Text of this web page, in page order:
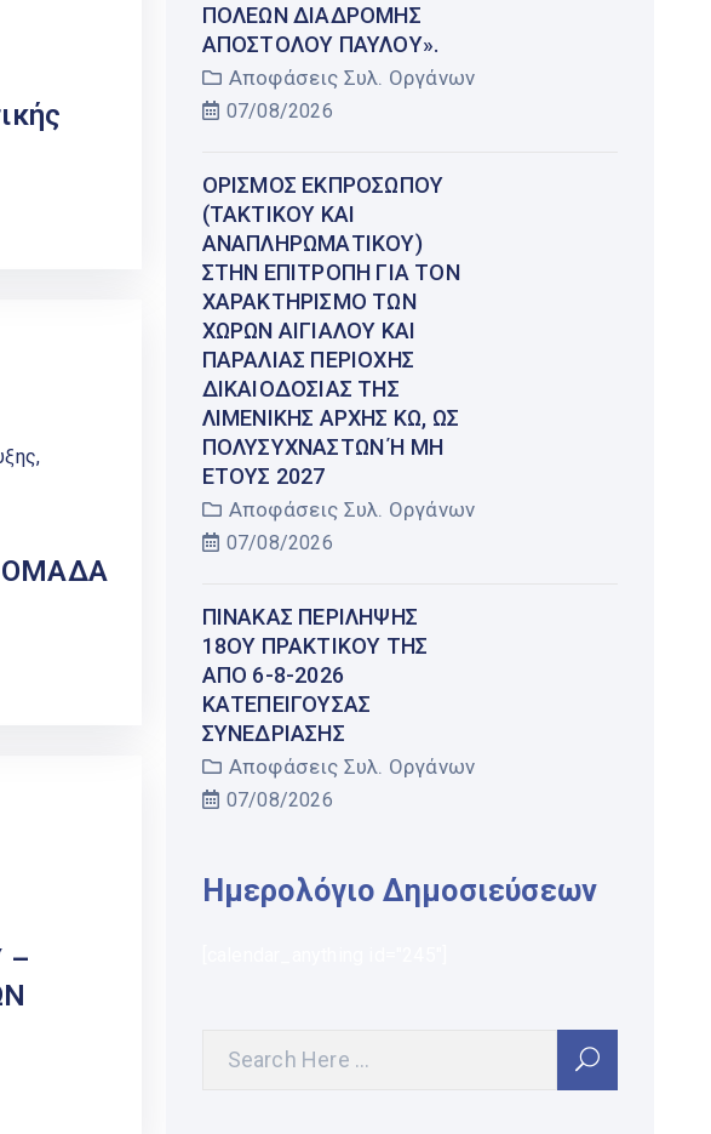
,
ΟΜΑΔΑ
–
ΠΌΛΕΩΝ ΔΙΑΔΡΟΜΉΣ
ΑΠΟΣΤΌΛΟΥ ΠΑΎΛΟΥ».
Αποφάσεις Συλ. Οργάνων
07/08/2026
ΟΡΙΣΜΌΣ ΕΚΠΡΟΣΏΠΟΥ
(ΤΑΚΤΙΚΟΎ ΚΑΙ
ΑΝΑΠΛΗΡΩΜΑΤΙΚΟΎ)
ΣΤΗΝ ΕΠΙΤΡΟΠΉ ΓΙΑ ΤΟΝ
ΧΑΡΑΚΤΗΡΙΣΜΌ ΤΩΝ
ΧΏΡΩΝ ΑΙΓΙΑΛΟΎ ΚΑΙ
ΠΑΡΑΛΊΑΣ ΠΕΡΙΟΧΉΣ
ΔΙΚΑΙΟΔΟΣΊΑΣ ΤΗΣ
ΛΙΜΕΝΙΚΉΣ ΑΡΧΉΣ ΚΩ, ΩΣ
ΠΟΛΥΣΎΧΝΑΣΤΩΝ Ή ΜΗ Έ
ΤΟΥΣ 2027
Αποφάσεις Συλ. Οργάνων
07/08/2026
ΠΊΝΑΚΑΣ ΠΕΡΊΛΗΨΗΣ
18ΟΥ ΠΡΑΚΤΙΚΟΎ ΤΗΣ
ΑΠΌ 6-8-2026
ΚΑΤΕΠΕΊΓΟΥΣΑΣ
ΣΥΝΕΔΡΊΑΣΗΣ
Αποφάσεις Συλ. Οργάνων
07/08/2026
Ημερολόγιο Δημοσιεύσεων